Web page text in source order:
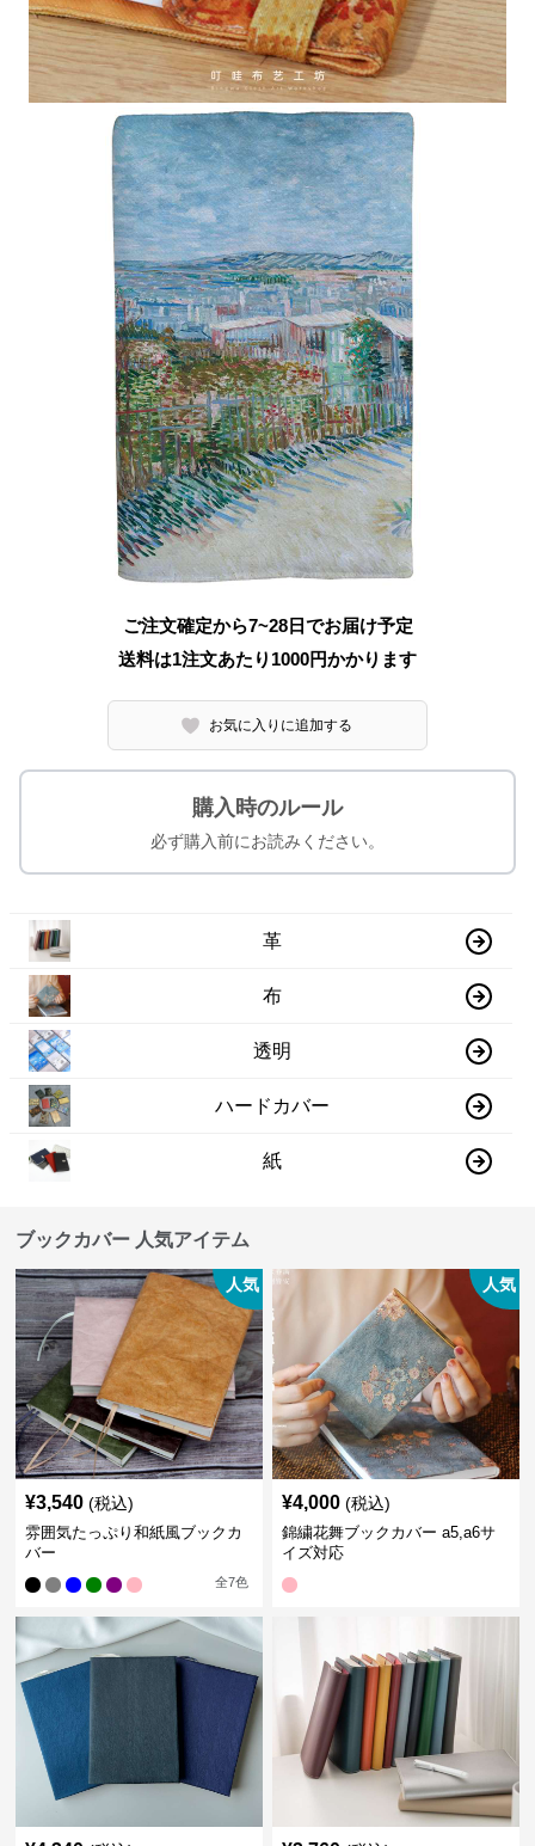
ご注文確定から7~28日でお届け予定
送料は1注文あたり 1000円かかります
お気に入りに追加する
購入時のルール
必ず購入前にお読みください。
革
布
透明
ハードカバー
紙
ブックカバー 人気アイテム
人気
¥3,540 (税込)
雰囲気たっぷり和紙風ブックカ
バー
全7色
人気
¥4,000 (税込)
錦繍花舞ブックカバー a5,a6サ
イズ対応